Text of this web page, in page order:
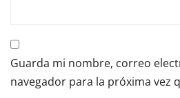
Guarda mi nombre, correo
navegador para la próxima vez